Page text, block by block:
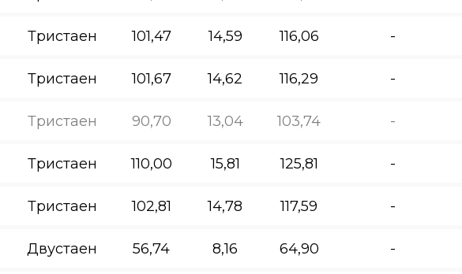
Тристаен 101,47 14,59 116,06 -
Тристаен 101,67 14,62 116,29 -
Тристаен 90,70 13,04 103,74 -
Тристаен 110,00 15,81 125,81 -
Тристаен 102,81 14,78 117,59 -
Двустаен 56,74 8,16 64,90 -